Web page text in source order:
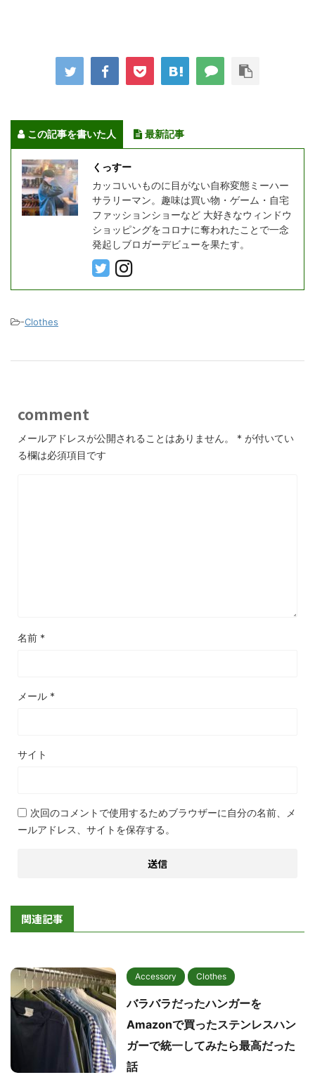
この記事を書いた人 最新記事
くっすー
カッコいいものに目がない自称変態ミーハー
サラリーマン。趣味は買い物・ゲーム・自宅
ファッションショーなど 大好きなウィンドウ
ショッピングをコロナに奪われたことで一念
発起しブロガーデビューを果たす。
-Clothes
comment
メールアドレスが公開されることはありません。 * が付いてい
る欄は必須項目です
名前 *
メール *
サイト
次回のコメントで使用するためブラウザーに自分の名前、メ
ールアドレス、サイトを保存する。
関連記事
Accessory Clothes
バラバラだったハンガーを
Amazonで買ったステンレスハン
ガーで統一してみたら最高だった
話